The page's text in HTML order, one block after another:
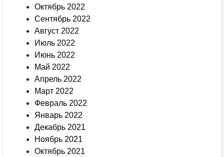
Октябрь 2022
Сентябрь 2022
Август 2022
Июль 2022
Июнь 2022
Май 2022
Апрель 2022
Март 2022
Февраль 2022
Январь 2022
Декабрь 2021
Ноябрь 2021
Октябрь 2021